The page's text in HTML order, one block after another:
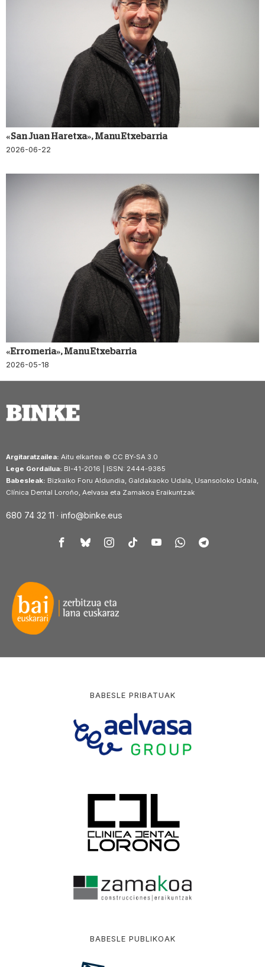
«San Juan Haretxa», Manu Etxebarria
2026-06-22
«Erromeria», Manu Etxebarria
2026-05-18
Argitaratzailea: Aitu elkartea © CC BY-SA 3.0
Lege Gordailua: BI-41-2016 | ISSN: 2444-9385
Babesleak: Bizkaiko Foru Aldundia, Galdakaoko Udala, Usansoloko Udala,
Clínica Dental Loroño, Aelvasa eta Zamakoa Eraikuntzak
680 74 32 11 · info@binke.eus
BABESLE PRIBATUAK
BABESLE PUBLIKOAK